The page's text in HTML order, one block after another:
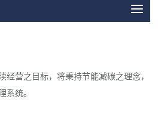
经营之目标，将秉持节能减碳之理念，
统。